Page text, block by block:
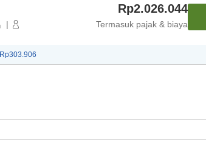
|
Rp2.026.044
Termasuk pajak & biaya
Rp303.906